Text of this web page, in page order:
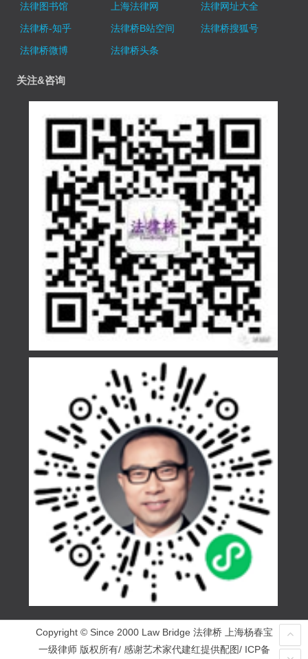
法律图书馆 上海法律网
法律网址大全
法律桥-知乎
法律桥B站空间
法律桥搜狐号
法律桥微博
法律桥头条
关注&咨询
Copyright © Since 2000 Law Bridge 法律桥 上海杨春宝
一级律师 版权所有/ 感谢艺术家代建红提供配图/ ICP备